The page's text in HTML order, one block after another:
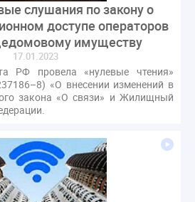
ЖКХ
саморегулирование
Альберт Короленко
КоАП РФ
Почта России
встреча
реформа
ВОК
ГД
Госсовет
Закон Хинштейна
слушания по закону о
доступе операторов
имуществу
17.01.2023
РФ провела «нулевые чтения»
«О внесении изменений в
закона «О связи» и Жилищный